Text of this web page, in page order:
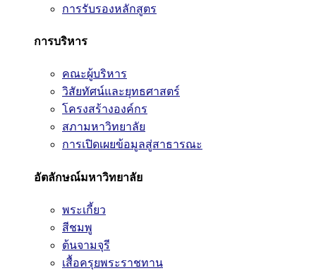
การรับรองหลักสูตร
การบริหาร
คณะผู้บริหาร
วิสัยทัศน์และยุทธศาสตร์
โครงสร้างองค์กร
สภามหาวิทยาลัย
การเปิดเผยข้อมูลสู่สาธารณะ
อัตลักษณ์มหาวิทยาลัย
พระเกี้ยว
สีชมพู
ต้นจามจุรี
เสื้อครุยพระราชทาน